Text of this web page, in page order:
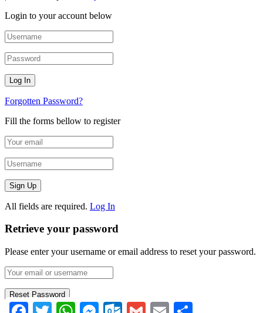
Login to your account below
Forgotten Password?
Fill the forms bellow to register
All fields are required. Log In
Retrieve your password
Please enter your username or email address to reset your password.
FacebookTwitter WhatsAppMessengerOutlook.com
Gmail Email